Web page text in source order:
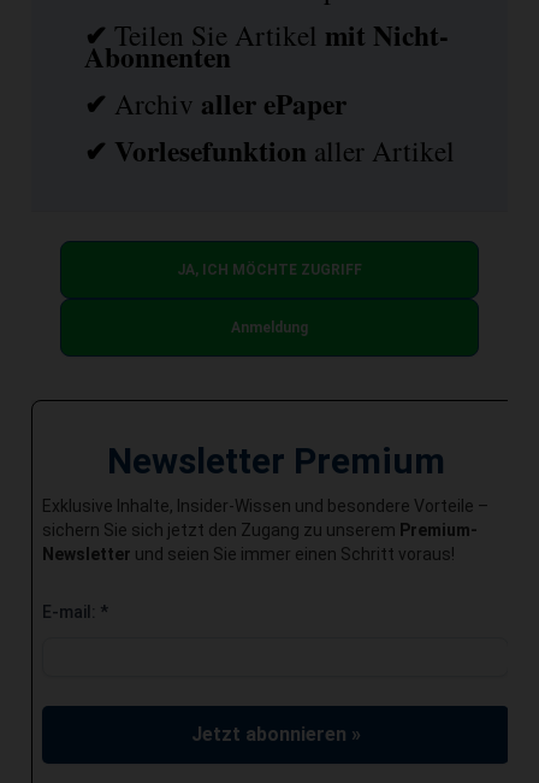
✔Teilen Sie Artikel mit Nicht-
Abonnenten
✔ Archiv aller ePaper
✔ Vorlesefunktion aller Artikel
JA, ICH MÖCHTE ZUGRIFF
Anmeldung
Newsletter Premium
Exklusive Inhalte, Insider-Wissen und besondere Vorteile –
sichern Sie sich jetzt den Zugang zu unserem Premium-
Newsletter und seien Sie immer einen Schritt voraus!
E-mail: *
Jetzt abonnieren »